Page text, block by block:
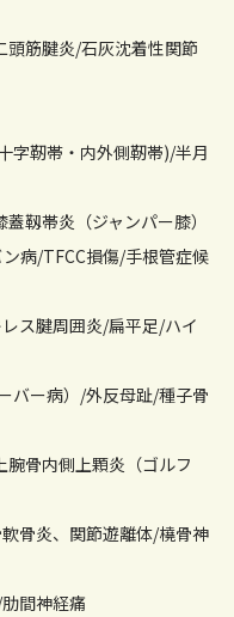
筋腱炎/石灰沈着性関節
字靭帯・内外側靭帯)/半月
帯炎（ジャンパー膝）
病/TFCC損傷/手根管症候
ス腱周囲炎/扁平足/ハイ
病）/外反母趾/種子骨
骨内側上顆炎（ゴルフ
炎、関節遊離体/橈骨神
間神経痛